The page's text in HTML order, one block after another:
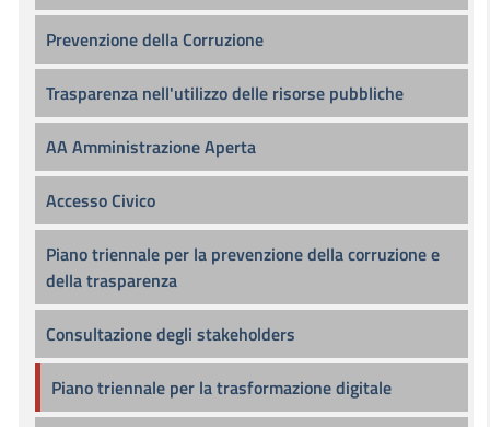
Prevenzione della Corruzione
Trasparenza nell'utilizzo delle risorse pubbliche
AA Amministrazione Aperta
Accesso Civico
Piano triennale per la prevenzione della corruzione e
della trasparenza
Consultazione degli stakeholders
Piano triennale per la trasformazione digitale